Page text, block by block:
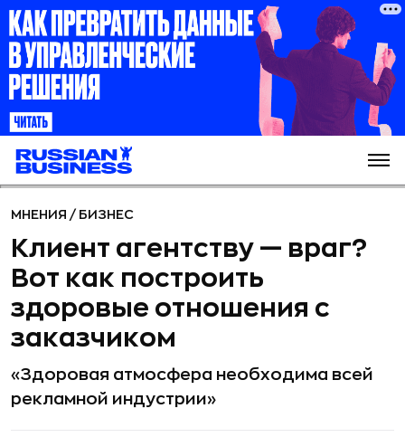
МНЕНИЯ / БИЗНЕС
Клиент агентству — враг?
Вот как построить
здоровые отношения с
заказчиком
«Здоровая атмосфера необходима всей
рекламной индустрии»